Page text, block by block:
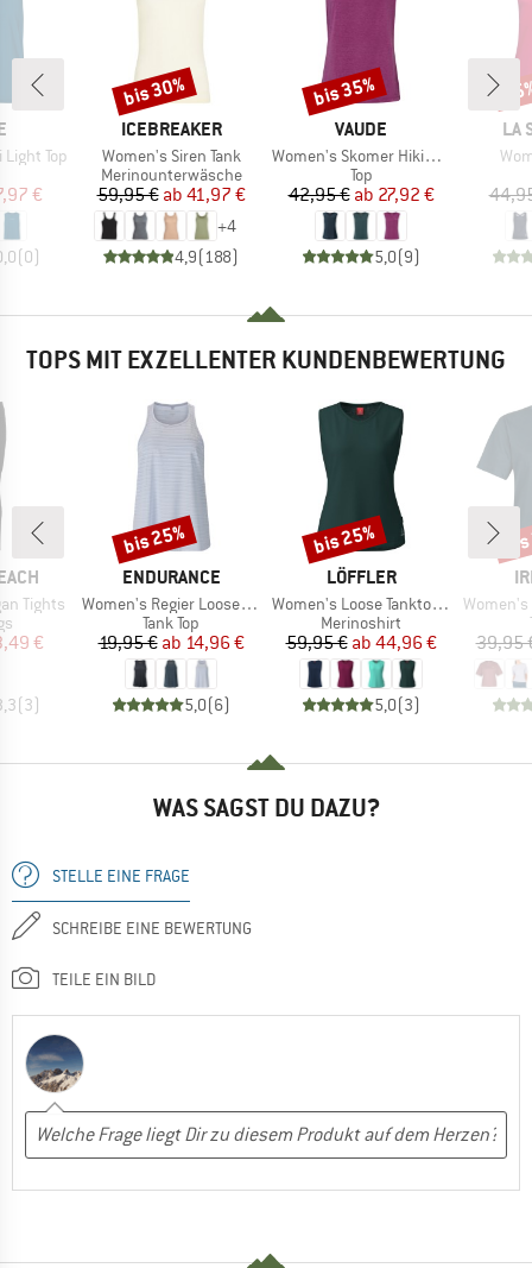
Top
Preis
€
(0)
MARKE
ICEBREAKER
Artikel
Women's Siren Tank
Produktgruppe
Merinounterwäsche
Preis
59,95 € reduzierter Preis
ab 41,97 €
+4
4,9(188)
Rabatt
bis 30%
MARKE
VAUDE
Artikel
Women's Skomer Hiking Top
Produktgruppe
Top
Preis
42,95 € reduzierter Preis
ab 27,92 €
5,0(9)
Rabatt
bis 35%
LA
TOPS MIT EXZELLENTER KUNDENBEWERTUNG
Tights
Preis
€
(3)
MARKE
ENDURANCE
Artikel
Women's Regier Loose Fit Top
Produktgruppe
Tank Top
Preis
19,95 € reduzierter Preis
ab 14,96 €
5,0(6)
Rabatt
bis 25%
MARKE
LÖFFLER
Artikel
Women's Loose Tanktop Merino-Tencel
Produktgruppe
Merinoshirt
Preis
59,95 € reduzierter Preis
ab 44,96 €
5,0(3)
Rabatt
bis 25%
Artikel
Women's
39,95
WAS SAGST DU DAZU?
STELLE EINE FRAGE
SCHREIBE EINE BEWERTUNG
TEILE EIN BILD